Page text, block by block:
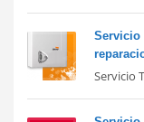
Servicio
Servicio